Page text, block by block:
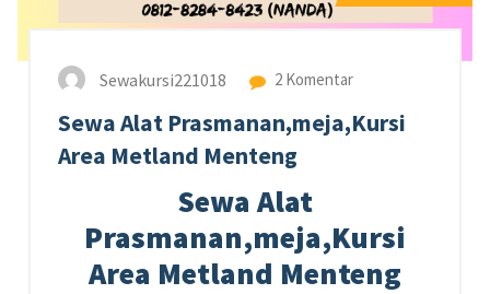
Sewakursi221018 2 Komentar
Sewa Alat Prasmanan,meja,Kursi
Area Metland Menteng
Sewa Alat
Prasmanan,meja,Kursi
Area Metland Menteng